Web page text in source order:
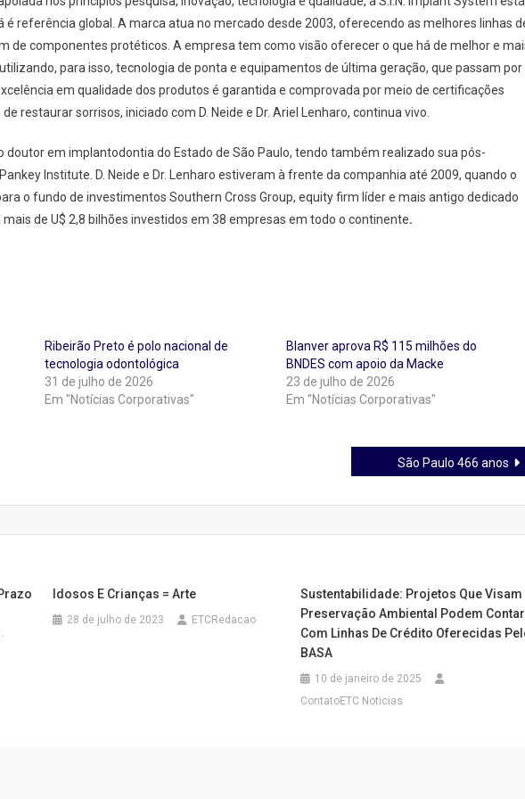
é referência global. A marca atua no mercado desde 2003, oferecendo as melhores linhas
de componentes protéticos. A empresa tem como visão oferecer o que há de melhor e
para isso, tecnologia de ponta e equipamentos de última geração, que passam por
em qualidade dos produtos é garantida e comprovada por meio de certificações
restaurar sorrisos, iniciado com D. Neide e Dr. Ariel Lenharo, continua vivo.
doutor em implantodontia do Estado de São Paulo, tendo também realizado sua pós-
Institute. D. Neide e Dr. Lenharo estiveram à frente da companhia até 2009, quando o
o fundo de investimentos Southern Cross Group, equity firm líder e mais antigo dedicado
de U$ 2,8 bilhões investidos em 38 empresas em todo o continente.
Ribeirão Preto é polo nacional de
tecnologia odontológica
31 de julho de 2026
Em "Notícias Corporativas"
Blanver aprova R$ 115 milhões do
BNDES com apoio da Macke
23 de julho de 2026
Em "Notícias Corporativas"
São Paulo 466 anos
Idosos E Crianças = Arte
28 de julho de 2023 ETCRedacao
Sustentabilidade: Projetos Que Visam
Preservação Ambiental Podem Contar
Com Linhas De Crédito Oferecidas
BASA
10 de janeiro de 2025
ContatoETC Noticias